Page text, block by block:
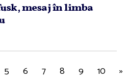
mesaj în limba
5 6 7 8 9 10 »